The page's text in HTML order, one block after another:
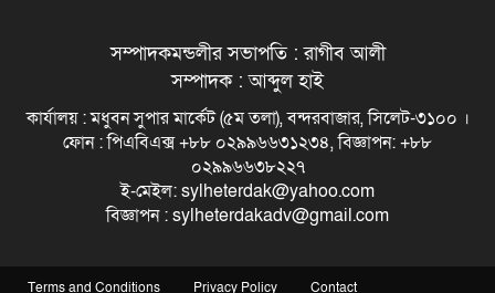
সম্পাদকমন্ডলীর সভাপতি : রাগীব আলী
সম্পাদক : আব্দুল হাই
কার্যালয় : মধুবন সুপার মার্কেট (৫ম তলা), বন্দরবাজার, সিলেট-৩১০০ ।
ফোন : পিএবিএক্স +৮৮ ০২৯৯৬৬৩১২৩৪, বিজ্ঞাপন: +৮৮
০২৯৯৬৬৩৮২২৭
ই-মেইল: sylheterdak@yahoo.com
বিজ্ঞাপন : sylheterdakadv@gmail.com
Terms and Conditions Privacy Policy Contact